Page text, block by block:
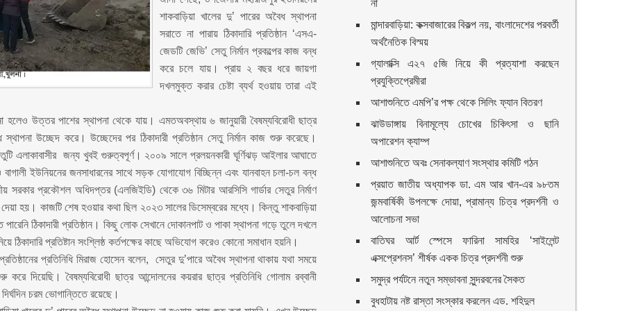
শাকবাড়িয়া খালের দু’ পারের অবৈধ স্থাপনা
সরাতে না পারায় ঠিকাদারি প্রতিষ্ঠান ‘এসএ-
জেডটি জেভি’ সেতু নির্মান প্রকল্পের কাজ বন্ধ
করে চলে যায়। প্রায় ২ বছর ধরে জায়গা
দখলমুক্ত করার চেষ্টা ব্যর্থ হওয়ায় তারা এই
হলেও উত্তর পাশের স্থাপনা থেকে যায়। এমতঅবস্থায় ৬ জানুয়ারী বৈষম্যবিরোধী ছাত্র
উচ্ছেদ করে। উচ্ছেদের পর ঠিকাদারী প্রতিষ্ঠান সেতু নির্মান কাজ শুরু করেছে।
এলাকাবাসীর জন্য খুবই গুরুত্বপূর্ণ। ২০০৯ সালে প্রলয়নকারী ঘূর্ণিঝড় আইলার আঘাতে
ইউনিয়নের জনসাধারনের সাথে সড়ক যোগাযোগ বিচ্ছিন্ন এবং যানবাহন চলা-চল বন্ধ
সরকার প্রকৌশল অধিদপ্তর (এলজিইডি) থেকে ৩৬ মিটার আরসিসি গার্ডার সেতুর নির্মাণ
দেয়া হয়। কাজটি শেষ হওয়ার কথা ছিল ২০২৩ সালের ডিসেম্বরের মধ্যে। কিন্তু শাকবাড়িয়া
ঠিকাদারী প্রতিষ্ঠান। কিছু লোক সেখানে দোকানপাট ও পাকা স্থাপনা গড়ে তুলে দখলে
ঠিকাদারি প্রতিষ্টান সংশ্লিষ্ঠ কর্তপক্ষের কাছে অভিযোগ করেও কোনো সমাধান হয়নি।
প্রতিনিধি মিরাজ হোসেন বলেন, সেতুর দু’পারে অবৈধ স্থাপনা থাকায় যথা সময়ে
দিয়েছি। বৈষম্যবিরোধী ছাত্র আন্দোলনের কয়রার ছাত্র প্রতিনিধি গোলাম রব্বানী
চরম ভোগান্তিতে রয়েছে।
না
মান্দারবাড়িয়া: কক্সবাজারের বিকল্প নয়, বাংলাদেশের পরবর্তী
অর্থনৈতিক বিস্ময়
গ্যালাক্সি এ২৭ ৫জি নিয়ে কী প্রত্যাশা করছেন
প্রযুক্তিপ্রেমীরা
আশাশুনিতে এমপি’র পক্ষ থেকে সিলিং ফ্যান বিতরণ
ঝাউডাঙ্গায় বিনামূল্যে চোখের চিকিৎসা ও ছানি
অপারেশন ক্যাম্প
আশাশুনিতে অবঃ সেনাকল্যাণ সংস্থার কমিটি গঠন
প্রয়াত জাতীয় অধ্যাপক ডা. এম আর খান-এর ৯৮তম
জন্মবার্ষিকী উপলক্ষে দোয়া, প্রামান্য চিত্র প্রদর্শনী ও
আলোচনা সভা
বাতিঘর আর্ট স্পেসে ফারিনা সামহির ‘সাইলেন্ট
এক্সপ্রেশনস’ শীর্ষক একক চিত্র প্রদর্শনী শুরু
সমুদ্র পর্যটনে নতুন সম্ভাবনা সুন্দরবনের সৈকত
বুধহাটায় নষ্ট রাস্তা সংস্কার করলেন এড. শহিদুল